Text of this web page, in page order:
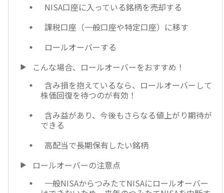
NISA口座に入っている銘柄を売却する
課税口座（一般口座や特定口座）に移す
ロールオーバーする
こんな場合、ロールオーバーをおすすめ！
含み損を抱えているなら、ロールオーバーして
株価回復を待つのが有効！
含み益があり、今後もさらなる値上がり期待が
できる
高配当で長期保有したい銘柄
ロールオーバーの注意点
一般NISAからつみたてNISAにロールオーバー